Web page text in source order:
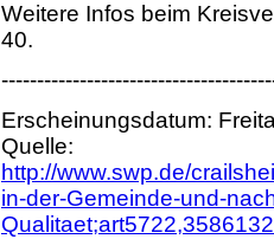
Weitere Infos beim
40.
Erscheinungsdatum:
Quelle:
http://www.swp.de/
in-der-Gemeinde-und-
Qualitaet;art5722,3586132